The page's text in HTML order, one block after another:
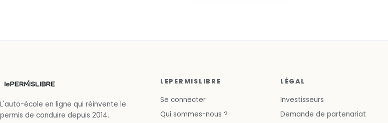
L'auto-école en ligne qui réinvente le
permis de conduire depuis 2014.
LEPERMISLIBRE
Se connecter
Qui sommes-nous ?
LÉGAL
Investisseurs
Demande de partenariat